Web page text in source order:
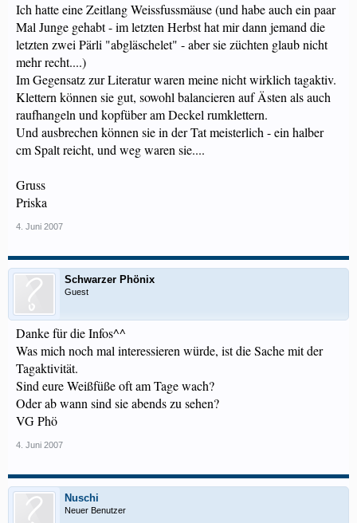
Ich hatte eine Zeitlang Weissfussmäuse (und habe auch ein paar
Mal Junge gehabt - im letzten Herbst hat mir dann jemand die
letzten zwei Pärli "abgläschelet" - aber sie züchten glaub nicht
mehr recht....)
Im Gegensatz zur Literatur waren meine nicht wirklich tagaktiv.
Klettern können sie gut, sowohl balancieren auf Ästen als auch
raufhangeln und kopfüber am Deckel rumklettern.
Und ausbrechen können sie in der Tat meisterlich - ein halber
cm Spalt reicht, und weg waren sie....
Gruss
Priska
4. Juni 2007
Schwarzer Phönix
Guest
Danke für die Infos^^
Was mich noch mal interessieren würde, ist die Sache mit der
Tagaktivität.
Sind eure Weißfüße oft am Tage wach?
Oder ab wann sind sie abends zu sehen?
VG Phö
4. Juni 2007
Nuschi
Neuer Benutzer